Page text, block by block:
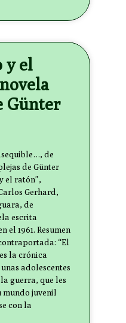
y el
Günter
de
de Günter
el ratón”,
Gerhard,
de
escrita
el 1961. Resumen
“El
la crónica
adolescentes
guerra, que les
mundo juvenil
con la